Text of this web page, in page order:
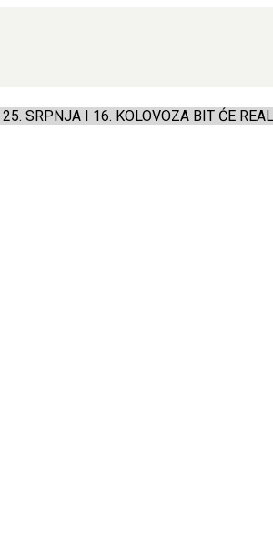
SRPNJA I 16. KOLOVOZA BIT ĆE